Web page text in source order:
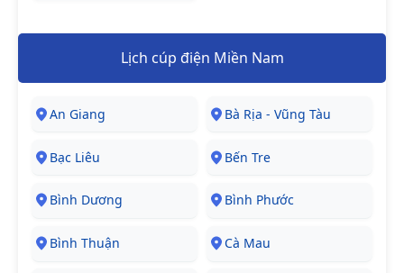
Lịch cúp điện Miền Nam
An Giang Bà Rịa - Vũng Tàu
Bạc Liêu Bến Tre
Bình Dương Bình Phước
Bình Thuận Cà Mau